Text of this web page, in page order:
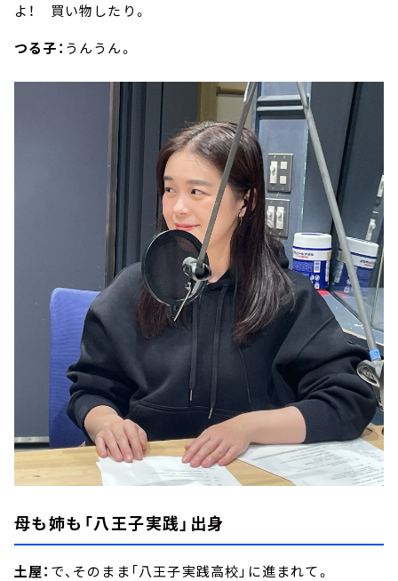
よ！ 買い物したり。
つる子： うんうん。
母も姉も「八王子実践」出身
土屋： で、そのまま「八王子実践高校」に進まれて。